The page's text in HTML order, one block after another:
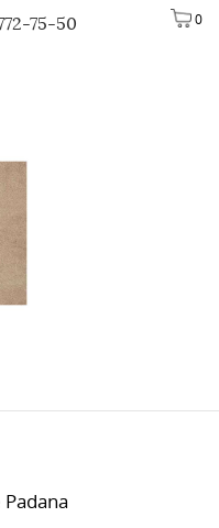
0
75-50